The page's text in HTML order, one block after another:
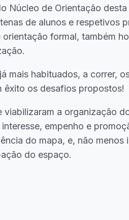
Núcleo de Orientação
de alunos e respetivos
formal, também
mais habituados, a correr,
êxito os desafios propostos!
a organização
empenho e
do mapa, e, não menos
do espaço.